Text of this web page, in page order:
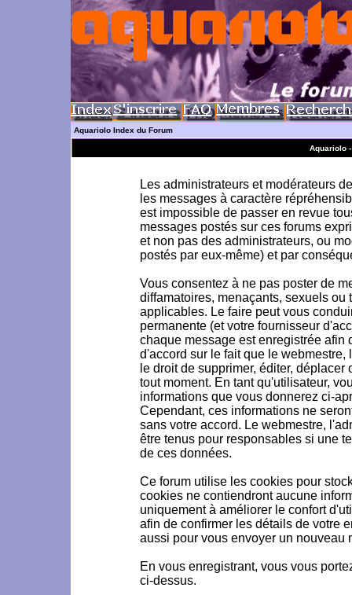
Aquariolo Index du Forum
Aquariolo
Les administrateurs et modérateurs
les messages à caractère
est impossible de passer en revue
messages postés sur ces forums
et non pas des administrateurs, ou
postés par eux-même) et par
Vous consentez à ne pas poster de
diffamatoires, menaçants, sexuels
applicables. Le faire peut vous
permanente (et votre fournisseur
chaque message est enregistrée afin
d'accord sur le fait que le
le droit de supprimer, éditer,
tout moment. En tant qu'utilisateur,
informations que vous donnerez ci-
Cependant, ces informations ne
sans votre accord. Le webmestre,
être tenus pour responsables si une
de ces données.
Ce forum utilise les cookies pour
cookies ne contiendront aucune
uniquement à améliorer le confort
afin de confirmer les détails de votre
aussi pour vous envoyer un nouveau
En vous enregistrant, vous vous
ci-dessus.